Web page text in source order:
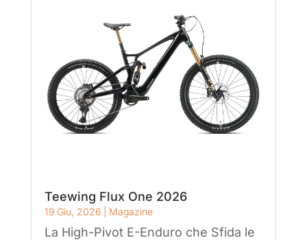
Teewing Flux One 2026
19 Giu, 2026| Magazine
La High-Pivot E-Enduro che Sfida le